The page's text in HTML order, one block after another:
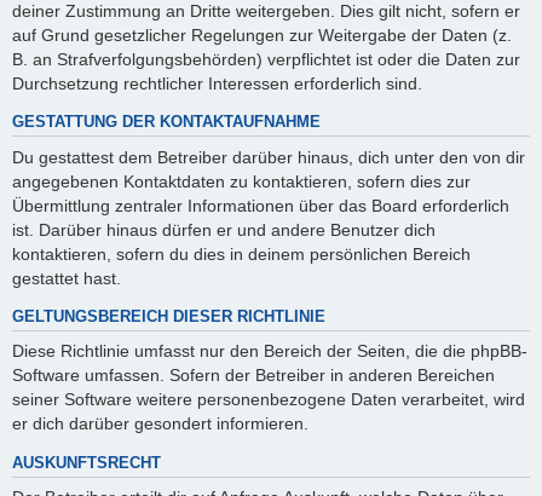
deiner Zustimmung an Dritte weitergeben. Dies gilt nicht, sofern er
auf Grund gesetzlicher Regelungen zur Weitergabe der Daten (z.
B. an Strafverfolgungsbehörden) verpflichtet ist oder die Daten zur
Durchsetzung rechtlicher Interessen erforderlich sind.
GESTATTUNG DER KONTAKTAUFNAHME
Du gestattest dem Betreiber darüber hinaus, dich unter den von dir
angegebenen Kontaktdaten zu kontaktieren, sofern dies zur
Übermittlung zentraler Informationen über das Board erforderlich
ist. Darüber hinaus dürfen er und andere Benutzer dich
kontaktieren, sofern du dies in deinem persönlichen Bereich
gestattet hast.
GELTUNGSBEREICH DIESER RICHTLINIE
Diese Richtlinie umfasst nur den Bereich der Seiten, die die phpBB-
Software umfassen. Sofern der Betreiber in anderen Bereichen
seiner Software weitere personenbezogene Daten verarbeitet, wird
er dich darüber gesondert informieren.
AUSKUNFTSRECHT